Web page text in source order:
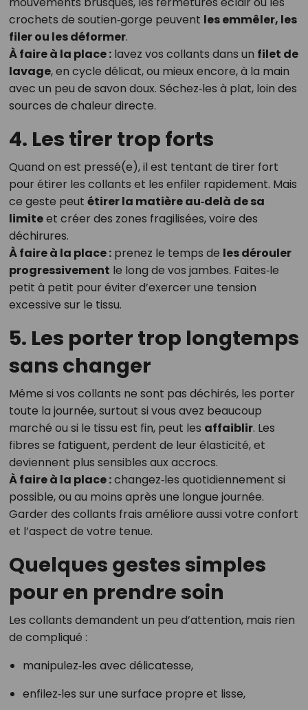
crochets de soutien‑gorge peuvent les emmêler, les
filer ou les déformer.
À faire à la place :lavez vos collants dans un filet de
lavage, en cycle délicat, ou mieux encore, à la main
avec un peu de savon doux. Séchez‑les à plat, loin des
sources de chaleur directe.
4. Les tirer trop forts
Quand on est pressé(e), il est tentant de tirer fort
pour étirer les collants et les enfiler rapidement. Mais
ce geste peut étirer la matière au‑delà de sa
limiteet créer des zones fragilisées, voire des
déchirures.
À faire à la place :prenez le temps de les dérouler
progressivement le long de vos jambes. Faites‑le
petit à petit pour éviter d’exercer une tension
excessive sur le tissu.
5. Les porter trop longtemps
sans changer
Même si vos collants ne sont pas déchirés, les porter
toute la journée, surtout si vous avez beaucoup
marché ou si le tissu est fin, peut les affaiblir. Les
fibres se fatiguent, perdent de leur élasticité, et
deviennent plus sensibles aux accrocs.
À faire à la place :changez‑les quotidiennement si
possible, ou au moins après une longue journée.
Garder des collants frais améliore aussi votre confort
et l’aspect de votre tenue.
Quelques gestes simples
pour en prendre soin
Les collants demandent un peu d’attention, mais rien
de compliqué :
manipulez‑les avec délicatesse,
enfilez‑les sur une surface propre et lisse,